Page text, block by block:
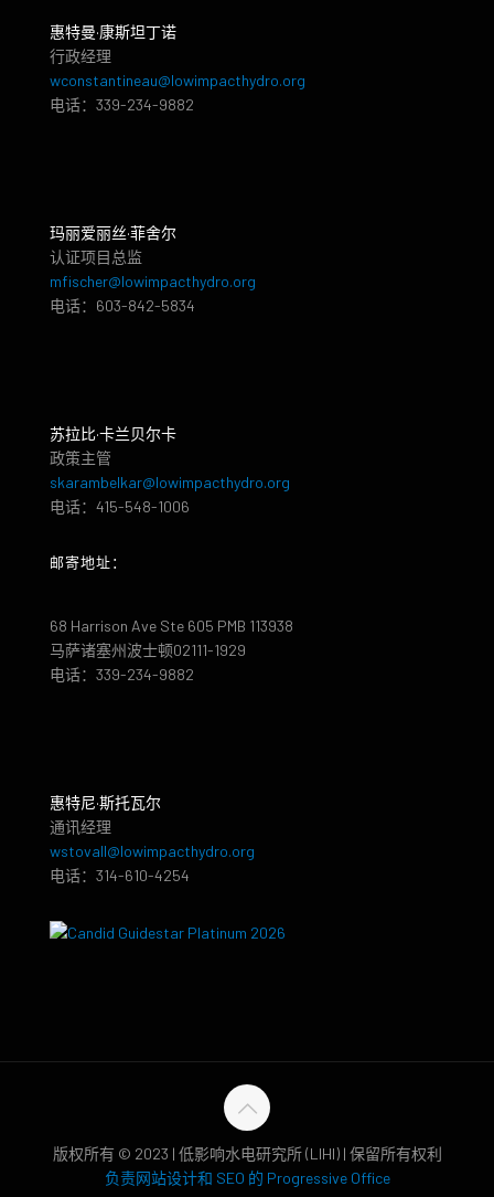
惠特曼·康斯坦丁诺
行政经理
wconstantineau@lowimpacthydro.org
电话：339-234-9882
玛丽爱丽丝·菲舍尔
认证项目总监
mfischer@lowimpacthydro.org
电话：603-842-5834
苏拉比·卡兰贝尔卡
政策主管
skarambelkar@lowimpacthydro.org
电话：415-548-1006
邮寄地址：
68 Harrison Ave Ste 605 PMB 113938
马萨诸塞州波士顿02111-1929
电话：339-234-9882
惠特尼·斯托瓦尔
通讯经理
wstovall@lowimpacthydro.org
电话：314-610-4254
版权所有 © 2023 | 低影响水电研究所 (LIHI) | 保留所有权利
负责网站设计和 SEO 的 Progressive Office